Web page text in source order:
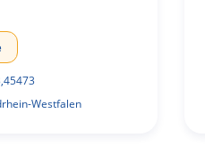
,45473
Westfalen